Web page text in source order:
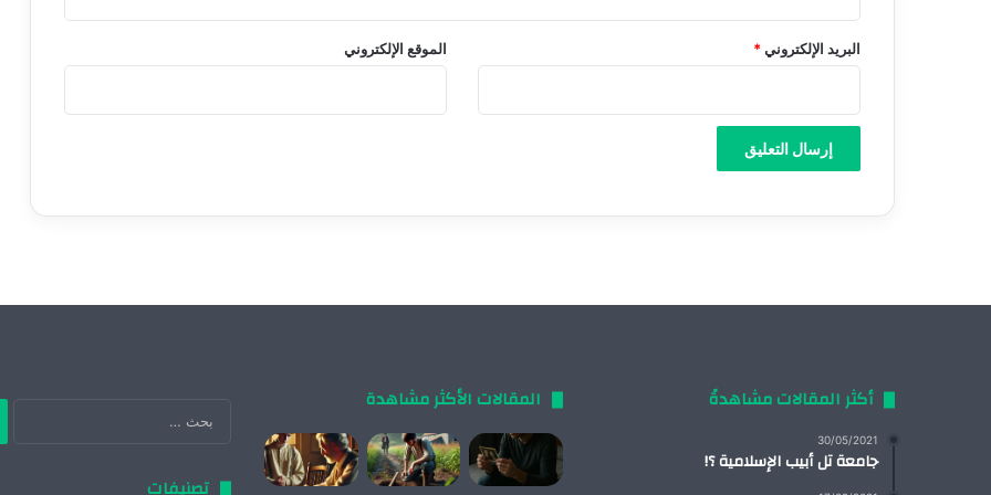
البريد الإلكتروني* الموقع الإلكتروني
أكثر المقالات مشاهدةً
30/05/2021
جامعة تل أبيب الإسلامية ؟!
المقالات الأكثر مشاهدة